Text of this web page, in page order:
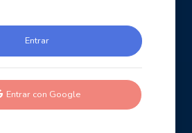
Entrar con Google